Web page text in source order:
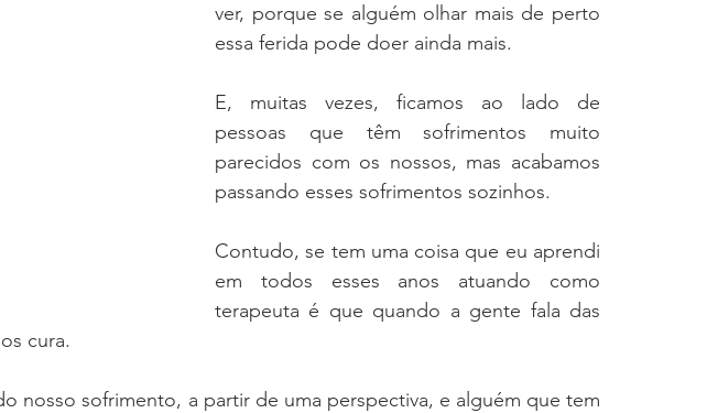
Vamos Falar Sério Sobre Senta que lá vem história
Dando zoom nos Desmistificando
De olho no Você acha que Será
ver, porque se alguém olhar mais de perto
essa ferida pode doer ainda mais.
E, muitas vezes, ficamos ao lado de
pessoas que têm sofrimentos muito
parecidos com os nossos, mas acabamos
passando esses sofrimentos sozinhos.
Contudo, se tem uma coisa que eu aprendi
em todos esses anos atuando como
terapeuta é que quando a gente fala das
cura.
nosso sofrimento, a partir de uma perspectiva, e alguém que tem